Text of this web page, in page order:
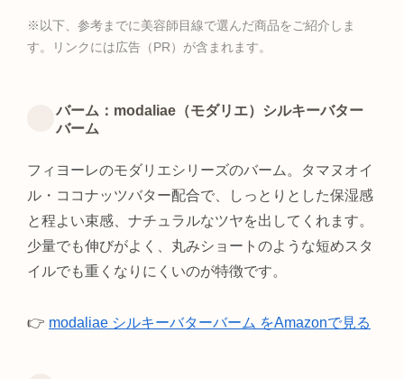
※以下、参考までに美容師目線で選んだ商品をご紹介しま
す。リンクには広告（PR）が含まれます。
バーム：modaliae（モダリエ）シルキーバター
バーム
フィヨーレのモダリエシリーズのバーム。タマヌオイ
ル・ココナッツバター配合で、しっとりとした保湿感
と程よい束感、ナチュラルなツヤを出してくれます。
少量でも伸びがよく、丸みショートのような短めスタ
イルでも重くなりにくいのが特徴です。
👉 modaliae シルキーバターバーム をAmazonで見る